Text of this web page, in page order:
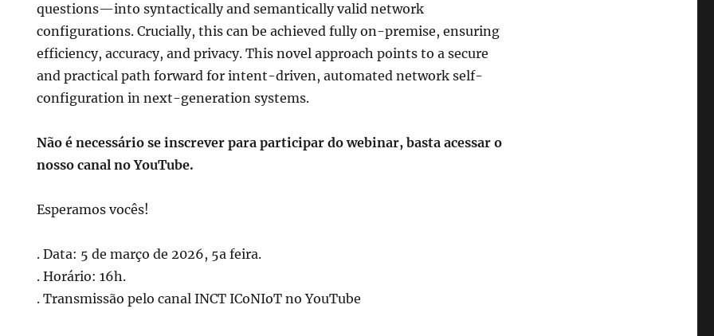
questions—into syntactically and semantically valid network
configurations. Crucially, this can be achieved fully on-premise, ensuring
efficiency, accuracy, and privacy. This novel approach points to a secure
and practical path forward for intent-driven, automated network self-
configuration in next-generation systems.
Não é necessário se inscrever para participar do webinar, basta acessar o
nosso canal no YouTube.
Esperamos vocês!
. Data: 5 de março de 2026, 5a feira.
. Horário: 16h.
. Transmissão pelo canal INCT ICoNIoT no YouTube